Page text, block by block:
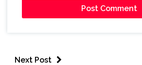
Next Post